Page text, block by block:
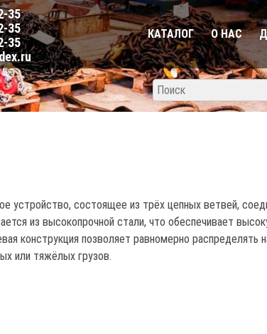
35
35
35
КАТАЛОГ О НАС
устройство, состоящее из трёх цепных ветвей,
из высокопрочной стали, что обеспечивает
конструкция позволяет равномерно распределять
или тяжёлых грузов.